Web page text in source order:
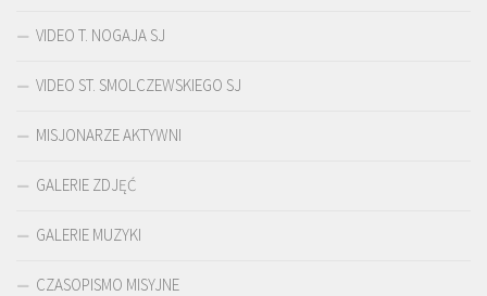
VIDEO T. NOGAJA SJ
VIDEO ST. SMOLCZEWSKIEGO SJ
MISJONARZE AKTYWNI
GALERIE ZDJĘĆ
GALERIE MUZYKI
CZASOPISMO MISYJNE